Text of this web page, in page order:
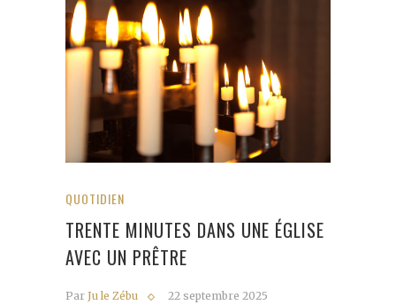
QUOTIDIEN
TRENTE MINUTES DANS UNE ÉGLISE
AVEC UN PRÊTRE
Par Ju le Zébu 22 septembre 2025